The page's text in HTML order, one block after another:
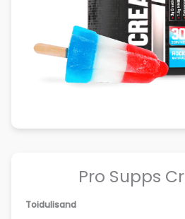
Pro Supps
Toidulisand